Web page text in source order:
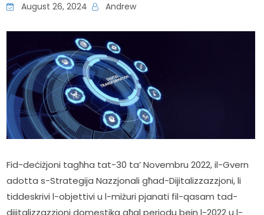
August 26, 2024 Andrew
Fid-deċiżjoni tagħha tat-30 ta’ Novembru 2022, il-Gvern
adotta s-Strategija Nazzjonali għad-Dijitalizzazzjoni, li
tiddeskrivi l-objettivi u l-miżuri pjanati fil-qasam tad-
dijitalizzazzjoni domestika għal perjodu bejn l-2022 u l-